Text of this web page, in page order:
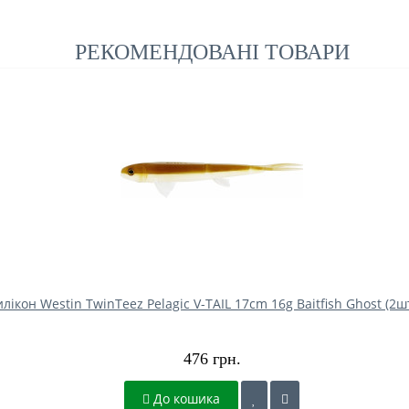
РЕКОМЕНДОВАНІ ТОВАРИ
Westin TwinTeez Pelagic V-TAIL 17cm 16g Baitfish Ghost
476 грн.
До кошика